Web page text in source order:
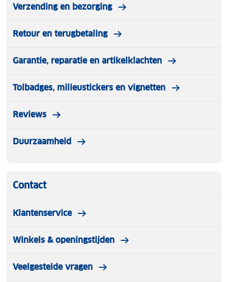
Blaas capiciteit: 25L/Min
Wattage: 120W
Voltage: 12V
Maximale druk: 10.3 BAR/150PSI
Wat zit er in de verpakking:
USB-C oplaadkabel
4 opzetstukken
1 luchtslang (60 cm)
12v kabel
Verzending en bezorging
Retour en terugbetaling
Garantie, reparatie en artikelklachten
Tolbadges, milieustickers en vignetten
Reviews
Duurzaamheid
Contact
Klantenservice
Winkels & openingstijden
Veelgestelde vragen